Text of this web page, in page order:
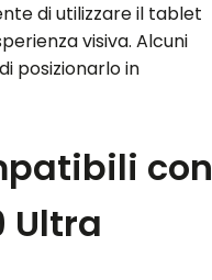
di utilizzare il tablet
visiva. Alcuni
posizionarlo in
con
Ultra